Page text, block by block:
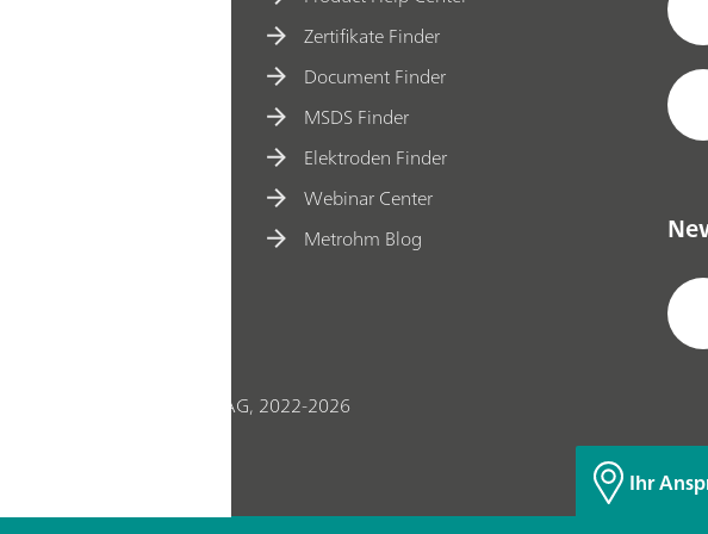
Zertifikate Finder
Document Finder
MSDS Finder
Elektroden Finder
Webinar Center
Metrohm Blog
© Metrohm Schweiz AG, 2022-2026
Ihr